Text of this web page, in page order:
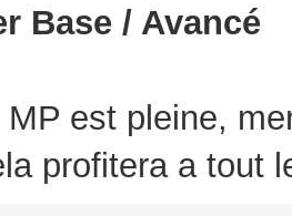
Base / Avancé
est pleine,
profitera a tout